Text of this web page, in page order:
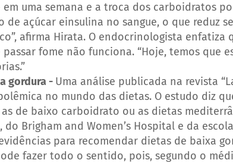
uma semana e a troca dos carboidratos
de açúcar einsulina no sangue, o que reduz
afirma Hirata. O endocrinologista enfatiza
fome não funciona. “Hoje, temos que
gordura - Uma análise publicada na revista
no mundo das dietas. O estudo diz
de baixo carboidrato ou as dietas
do Brigham and Women’s Hospital e da
para recomendar dietas de baixa
fazer todo o sentido, pois, segundo o